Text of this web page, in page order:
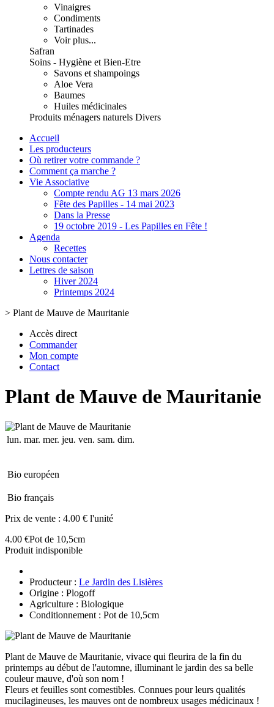
Vinaigres
Condiments
Tartinades
Voir plus...
Safran
Soins - Hygiène et Bien-Etre
Savons et shampoings
Aloe Vera
Baumes
Huiles médicinales
Produits ménagers naturels Divers
Accueil
Les producteurs
Où retirer votre commande ?
Comment ça marche ?
Vie Associative
Compte rendu AG 13 mars 2026
Fête des Papilles - 14 mai 2023
Dans la Presse
19 octobre 2019 - Les Papilles en Fête !
Agenda
Recettes
Nous contacter
Lettres de saison
Hiver 2024
Printemps 2024
> Plant de Mauve de Mauritanie
Accès direct
Commander
Mon compte
Contact
Plant de Mauve de Mauritanie
lun. mar. mer. jeu. ven. sam. dim.
Bio européen
Bio français
Prix de vente : 4.00 € l'unité
4.00 €Pot de 10,5cm
Produit indisponible
Producteur : Le Jardin des Lisières
Origine : Plogoff
Agriculture : Biologique
Conditionnement : Pot de 10,5cm
Plant de Mauve de Mauritanie, vivace qui fleurira de la fin du
printemps au début de l'automne, illuminant le jardin des sa belle
couleur mauve, d'où son nom !
Fleurs et feuilles sont comestibles. Connues pour leurs qualités
mucilagineuses, les mauves ont de nombreux usages médicinaux !